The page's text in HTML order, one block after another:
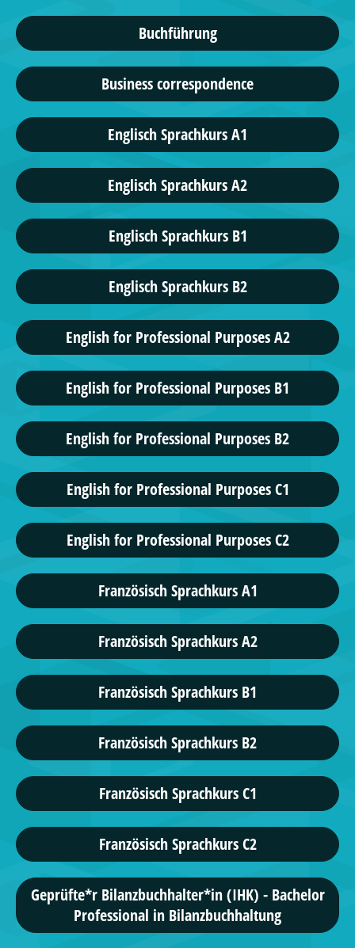
Buchführung
Business correspondence
Englisch Sprachkurs A1
Englisch Sprachkurs A2
Englisch Sprachkurs B1
Englisch Sprachkurs B2
English for Professional Purposes A2
English for Professional Purposes B1
English for Professional Purposes B2
English for Professional Purposes C1
English for Professional Purposes C2
Französisch Sprachkurs A1
Französisch Sprachkurs A2
Französisch Sprachkurs B1
Französisch Sprachkurs B2
Französisch Sprachkurs C1
Französisch Sprachkurs C2
Geprüfte*r Bilanzbuchhalter*in (IHK) - Bachelor
Professional in Bilanzbuchhaltung